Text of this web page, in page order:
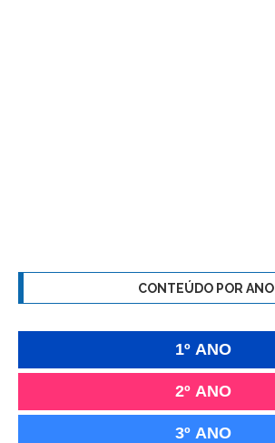
CONTEÚDO POR ANO
1º ANO
2º ANO
3º ANO